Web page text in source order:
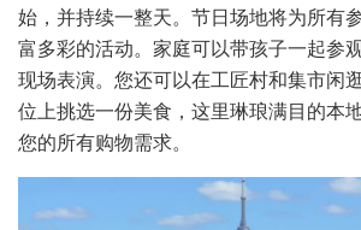
始，并持续一整天。节日场地将为所有
富多彩的活动。家庭可以带孩子一起参
现场表演。您还可以在工匠村和集市闲
位上挑选一份美食，这里琳琅满目的本
您的所有购物需求。